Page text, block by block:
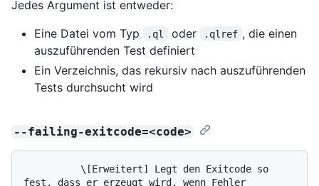
Jedes Argument ist entweder:
Eine Datei vom Typ
.ql oder .qlref , die einen
auszuführenden Test definiert
Ein Verzeichnis, das rekursiv nach auszuführenden
Tests durchsucht wird
--failing-exitcode=<code>
fest, dass er erzeugt wird, wenn Fehler